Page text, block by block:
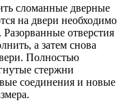
сломанные дверные
на двери необходимо
отверстия
а затем снова
Полностью
стержни
соединения и новые